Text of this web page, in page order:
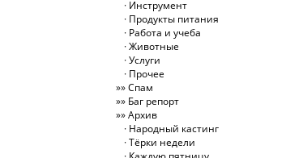
Инструмент
Продукты питания
Работа и учеба
Животные
Услуги
Прочее
Спам
Баг репорт
Архив
Народный кастинг
Тёрки недели